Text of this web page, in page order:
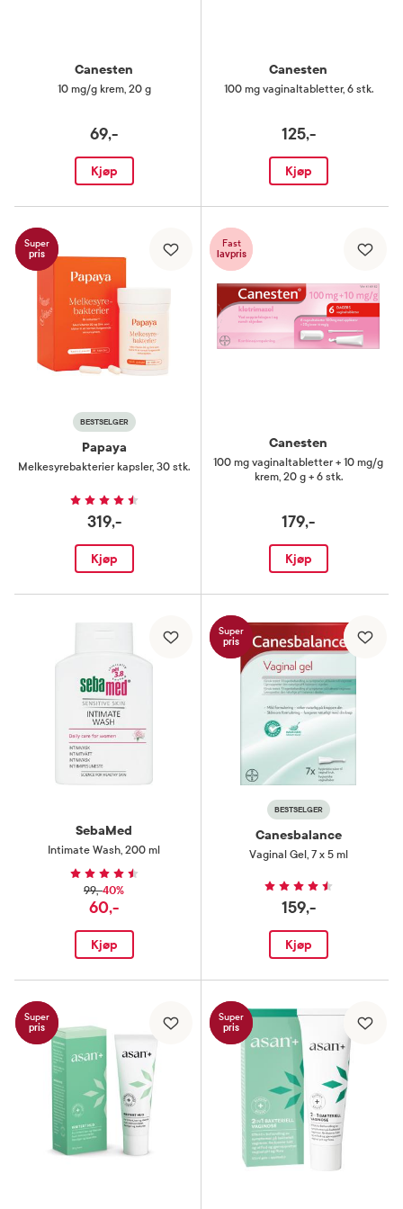
Canesten
10 mg/g krem, 20 g
69,-
Kjøp
Canesten
100 mg vaginaltabletter, 6 stk.
125,-
Kjøp
Super
pris
BESTSELGER
Papaya
Melkesyrebakterier kapsler, 30 stk.
319,-
Kjøp
Fast
lavpris
Canesten
100 mg vaginaltabletter + 10 mg/g
krem, 20 g + 6 stk.
179,-
Kjøp
SebaMed
Intimate Wash, 200 ml
99,-40%
60,-
Kjøp
Super
pris
BESTSELGER
Canesbalance
Vaginal Gel , 7 x 5 ml
159,-
Kjøp
Super
pris
Super
pris